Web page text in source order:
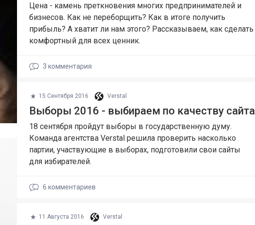
Цена - камень преткновения многих предпринимателей и
бизнесов. Как не переборщить? Как в итоге получить
прибыль? А хватит ли нам этого? Рассказываем, как сделать
комфортный для всех ценник.
3 комментария
15 Сентября 2016 Verstal
Выборы 2016 - выбираем по качеству сайта
18 сентября пройдут выборы в государственную думу.
Команда агентства Verstal решила проверить насколько
партии, участвующие в выборах, подготовили свои сайты
для избирателей.
6 комментариев
11 Августа 2016 Verstal